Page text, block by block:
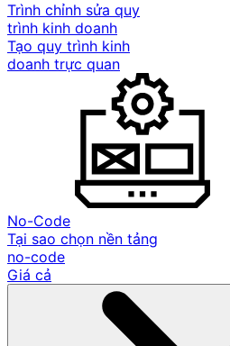
Trình chỉnh sửa quy
trình kinh doanh
Tạo quy trình kinh
doanh trực quan
No-Code
Tại sao chọn nền tảng
no-code
Giá cả